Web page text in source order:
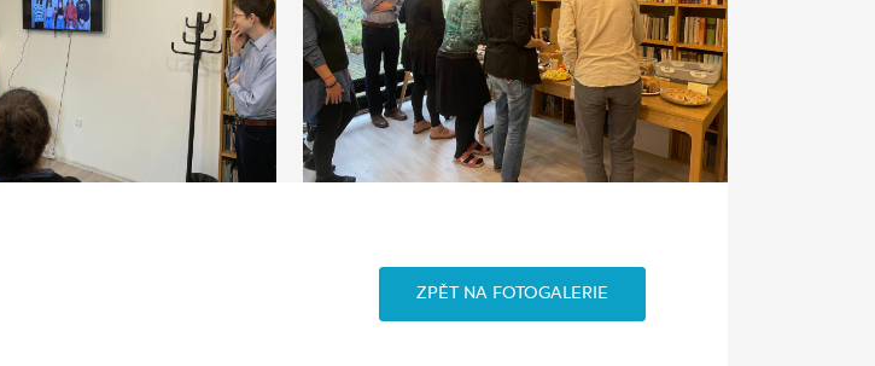
ZPĚT NA FOTOGALERIE